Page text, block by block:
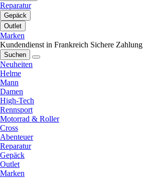
Reparatur
Gepäck
Outlet
Marken
Kundendienst in Frankreich Sichere Zahlung
Suchen
Neuheiten
Helme
Mann
Damen
High-Tech
Rennsport
Motorrad & Roller
Cross
Abenteuer
Reparatur
Gepäck
Outlet
Marken